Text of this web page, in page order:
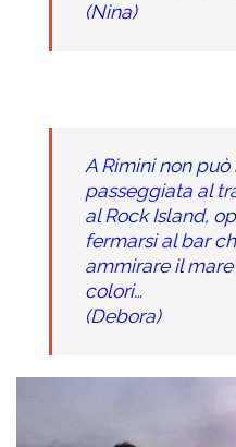
(Nina)
A Rimini non
passeggiata al
al Rock Island,
fermarsi al bar
ammirare il
colori…
(Debora)